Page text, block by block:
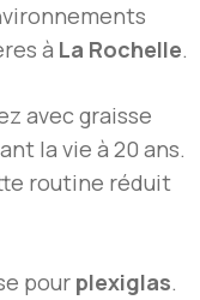
à La Rochelle.
avec graisse
la vie à 20 ans.
routine réduit
pour plexiglas.